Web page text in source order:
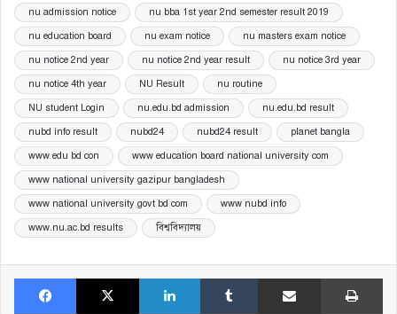
nu admission notice nu bba 1st year 2nd semester result 2019
nu education board nu exam notice nu masters exam notice
nu notice 2nd year nu notice 2nd year result nu notice 3rd year
nu notice 4th year NU Result nu routine
NU student Login nu.edu.bd admission nu.edu.bd result
nubd info result nubd24 nubd24 result planet bangla
www edu bd con www education board national university com
www national university gazipur bangladesh
www national university govt bd com www nubd info
www.nu.ac.bd results বিশ্ববিদ্যালয়
Facebook X LinkedIn Tumblr Share via Email